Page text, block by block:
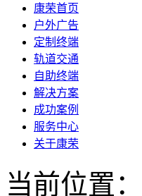
康荣首页
户外广告
定制终端
轨道交通
自助终端
解决方案
成功案例
服务中心
关于康荣
当前位置：